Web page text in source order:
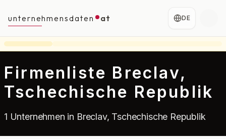
unternehmensdaten at DE
Firmenliste Breclav,
Tschechische Republik
1 Unternehmen in Breclav, Tschechische Republik